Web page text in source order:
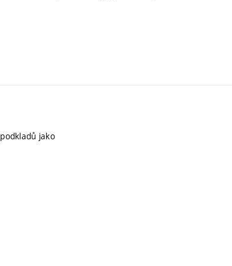
jako